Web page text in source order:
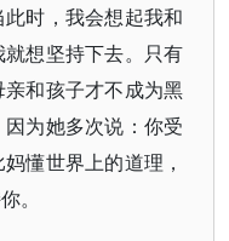
时，我会想起我和
想坚持下去。只有
和孩子才不成为黑
为她多次说：你受
懂世界上的道理，
。